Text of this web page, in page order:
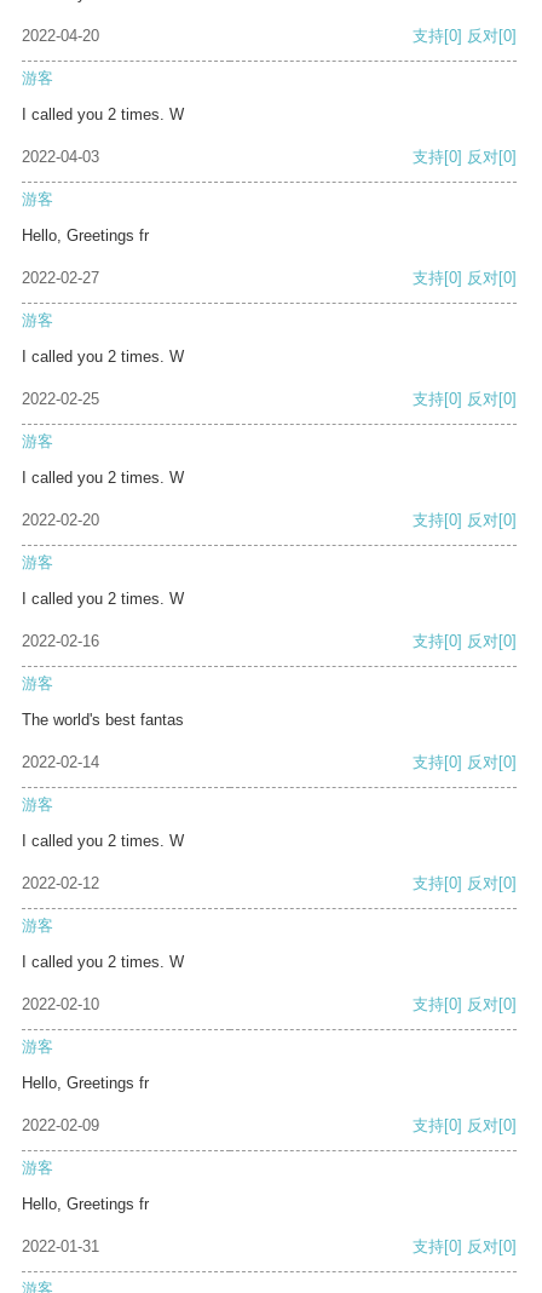
2022-04-20 支持[0] 反对[0]
游客
I called you 2 times. W
2022-04-03 支持[0] 反对[0]
游客
Hello, Greetings fr
2022-02-27 支持[0] 反对[0]
游客
I called you 2 times. W
2022-02-25 支持[0] 反对[0]
游客
I called you 2 times. W
2022-02-20 支持[0] 反对[0]
游客
I called you 2 times. W
2022-02-16 支持[0] 反对[0]
游客
The world's best fantas
2022-02-14 支持[0] 反对[0]
游客
I called you 2 times. W
2022-02-12 支持[0] 反对[0]
游客
I called you 2 times. W
2022-02-10 支持[0] 反对[0]
游客
Hello, Greetings fr
2022-02-09 支持[0] 反对[0]
游客
Hello, Greetings fr
2022-01-31 支持[0] 反对[0]
游客